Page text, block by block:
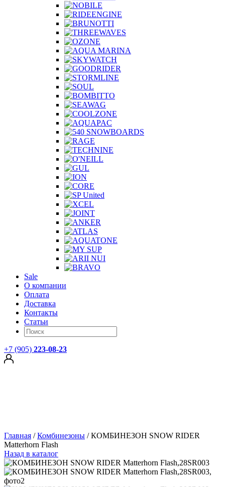
Sale
О компании
Оплата
Доставка
Контакты
Статьи
+7 (905) 223-08-23
Главная /Комбинезоны /КОМБИНЕЗОН SNOW RIDER
Matterhorn Flash
Назад в каталог